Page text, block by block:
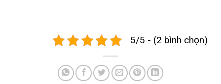
5/5 - (2 bình chọn)